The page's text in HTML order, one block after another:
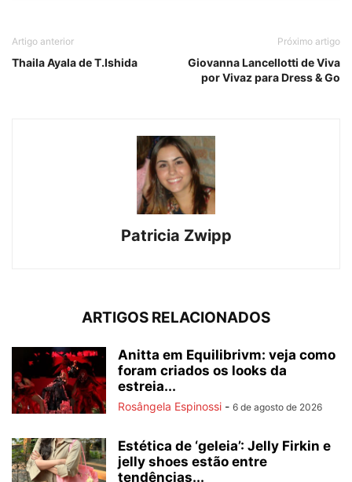
Artigo anterior
Thaila Ayala de T.Ishida
Próximo artigo
Giovanna Lancellotti de Viva
por Vivaz para Dress & Go
Patricia Zwipp
ARTIGOS RELACIONADOS
Anitta em Equilibrivm: veja como
foram criados os looks da
estreia...
Rosângela Espinossi - 6 de agosto de 2026
Estética de ‘geleia’: Jelly Firkin e
jelly shoes estão entre
tendências...